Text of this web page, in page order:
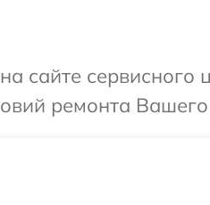
сайте
ремонта Вашего